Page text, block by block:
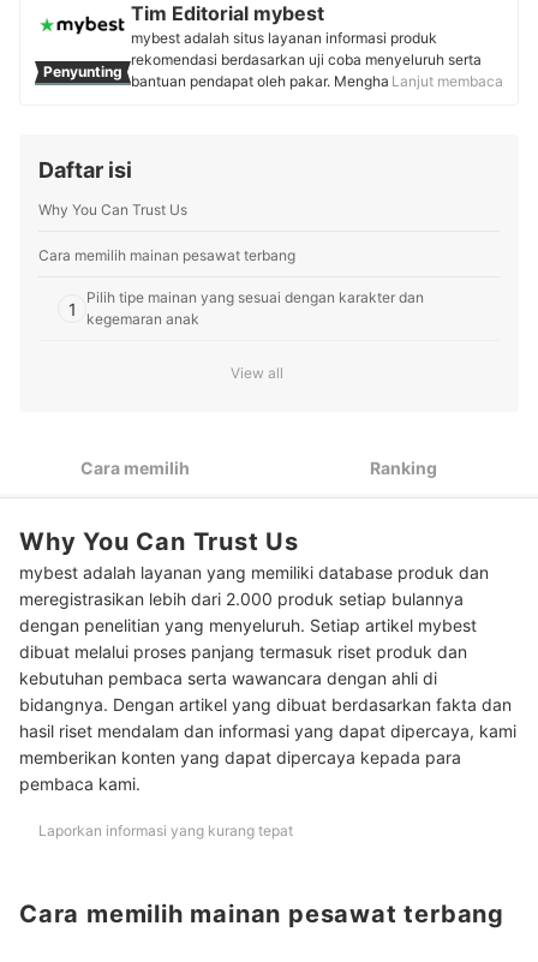
Penyunting
Tim Editorial mybest
mybest adalah situs layanan informasi produk
rekomendasi berdasarkan uji coba menyeluruh serta
bantuan pendapat oleh pakar. Menghasilkan konten
Profil Tim Editorial mybest
Lanjut membaca
Daftar isi
Why You Can Trust Us
Cara memilih mainan pesawat terbang
1
Pilih tipe mainan yang sesuai dengan karakter dan
kegemaran anak
Cek keamanan bentuk dan bahan mainan
Pertimbangkan yang bisa diterbangkan betulan!
Baca juga rekomendasi mainan kendaraan lainnya di sini
View all
Cara memilih Ranking
Why You Can Trust Us
mybest adalah layanan yang memiliki database produk dan
meregistrasikan lebih dari 2.000 produk setiap bulannya
dengan penelitian yang menyeluruh. Setiap artikel mybest
dibuat melalui proses panjang termasuk riset produk dan
kebutuhan pembaca serta wawancara dengan ahli di
bidangnya. Dengan artikel yang dibuat berdasarkan fakta dan
hasil riset mendalam dan informasi yang dapat dipercaya, kami
memberikan konten yang dapat dipercaya kepada para
pembaca kami.
Laporkan informasi yang kurang tepat
Cara memilih mainan pesawat terbang